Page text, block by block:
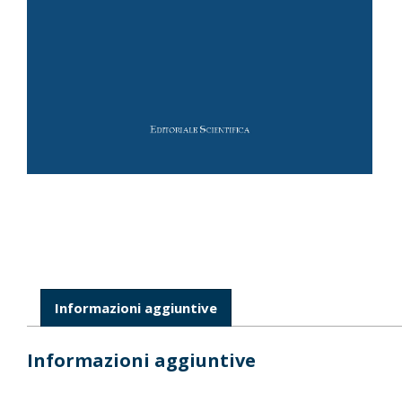
Informazioni aggiuntive
Informazioni aggiuntive